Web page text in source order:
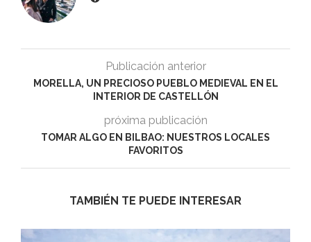
Publicación anterior
MORELLA, UN PRECIOSO PUEBLO MEDIEVAL EN EL
INTERIOR DE CASTELLÓN
próxima publicación
TOMAR ALGO EN BILBAO: NUESTROS LOCALES
FAVORITOS
TAMBIÉN TE PUEDE INTERESAR